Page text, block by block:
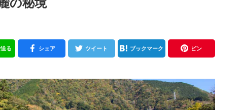
る シェア ツイート ブックマーク ピン